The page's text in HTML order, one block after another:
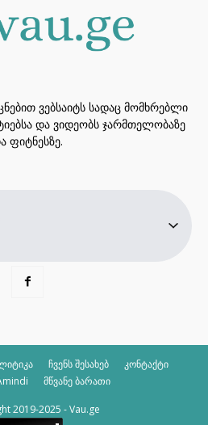
ვებსაიტს სადაც მომხრებლი
და ვიდეობს ჯარმთელობაზე
ფიტნესზე.
ჩვენს შესახებ
კონტაქტი
მწვანე ბარათი
2019-2025 - Vau.ge